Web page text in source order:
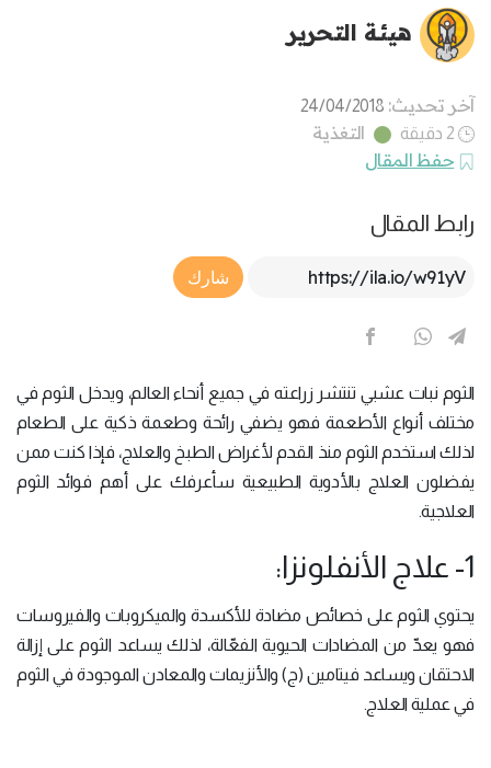
هيئة التحرير
آخر تحديث: 24/04/2018
2 دقيقة
التغذية
حفظ المقال
رابط المقال
Article Link
شارك
الثوم نبات عشبي تنتشر زراعته في جميع أنحاء العالم، ويدخل الثوم في
مختلف أنواع الأطعمة فهو يضفي رائحة وطعمة ذكية على الطعام
لذلك استخدم الثوم منذ القدم لأغراض الطبخ والعلاج، فإذا كنت ممن
يفضلون العلاج بالأدوية الطبيعية سأعرفك على أهم فوائد الثوم
العلاجية.
1- علاج الأنفلونزا:
يحتوي الثوم على خصائص مضادة للأكسدة والميكروبات والفيروسات
فهو يعدّ من المضادات الحيوية الفعّالة، لذلك يساعد الثوم على إزالة
الاحتقان ويساعد فيتامين (ج) والأنزيمات والمعادن الموجودة في الثوم
في عملية العلاج.